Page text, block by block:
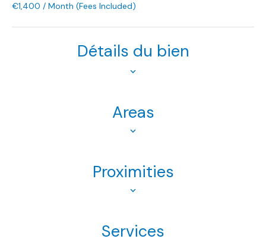
€1,400 / Month (Fees Included)
Détails du bien
Areas
Proximities
Services